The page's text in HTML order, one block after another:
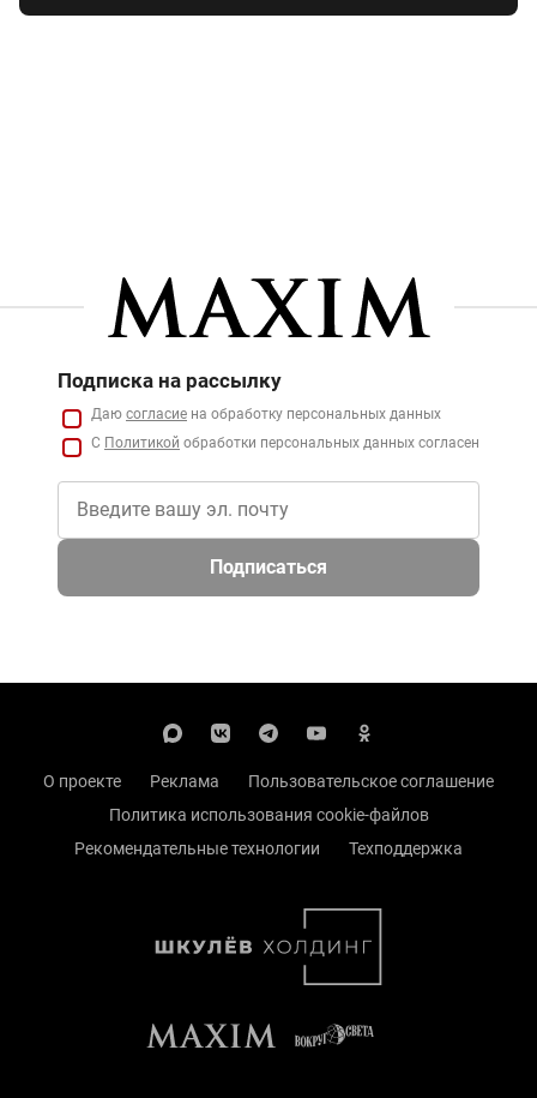
Подписка на рассылку
Даю согласие на обработку персональных данных
С Политикой обработки персональных данных согласен
Подписаться
О проекте Реклама
Пользовательское соглашение
Политика использования cookie-файлов
Рекомендательные технологии
Техподдержка